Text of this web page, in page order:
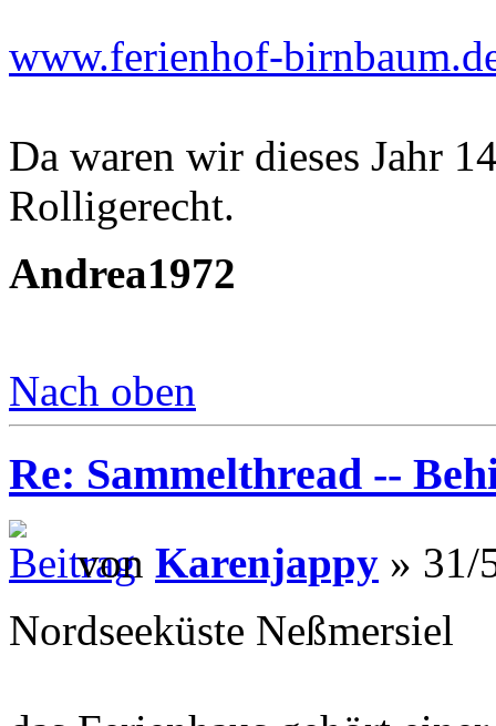
www.ferienhof-
Da waren wir dieses Jahr
Rolligerecht.
Andrea1972
Nach oben
Re: Sammelthread --
von Karenjappy » 31/
Nordseeküste Neßmersiel